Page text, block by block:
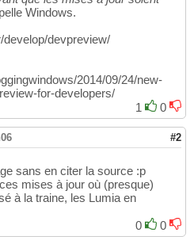
Windows.
devpreview/
2014/09/24/new-
for-developers/
1
0
#2
sans en citer la source :p
mises à jour où (presque)
à la traine, les Lumia en
0
0